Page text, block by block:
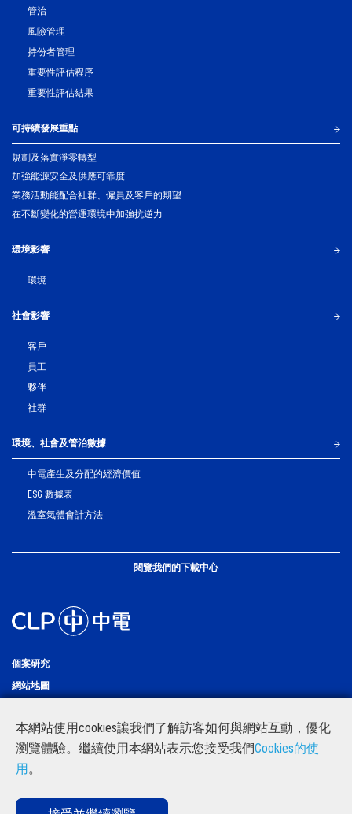
本網站使用cookies讓我們了解訪客如何與網站互動，優化
瀏覽體驗。繼續使用本網站表示您接受我們Cookies的使
用。
管治
風險管理
持份者管理
重要性評估程序
重要性評估結果
可持續發展重點
規劃及落實淨零轉型
加強能源安全及供應可靠度
業務活動能配合社群、僱員及客戶的期望
在不斷變化的營運環境中加強抗逆力
環境影響
環境
社會影響
客戶
員工
夥伴
社群
環境、社會及管治數據
中電產生及分配的經濟價值
ESG 數據表
溫室氣體會計方法
閱覽我們的下載中心
個案研究
網站地圖
私隱
意見表
聯絡我們
LinkedIn